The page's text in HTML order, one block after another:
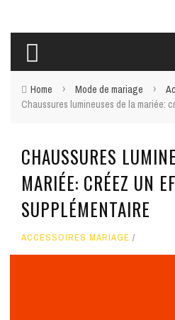
Home › Mode de mariage ›
Chaussures lumineuses de la mariée:
CHAUSSURES
MARIÉE: CRÉEZ UN
SUPPLÉMENTAIRE
ACCESSOIRES MARIAGE